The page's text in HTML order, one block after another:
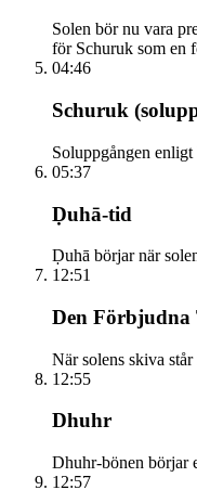
Solen bör nu vara
för Schuruk som en
04:46
Schuruk
Soluppgången
05:37
Ḍuhā-tid
Ḍuhā börjar när
12:51
Den Förbjudna
När solens skiva
12:55
Dhuhr
Dhuhr-bönen börjar
12:57